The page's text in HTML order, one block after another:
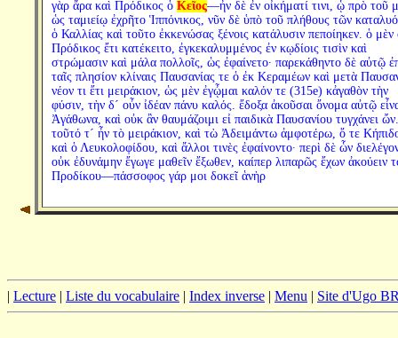
γὰρ ἄρα καὶ Πρόδικος ὁ Κεῖος—ἦν δὲ ἐν οἰκήματί τινι, ᾧ πρὸ τοῦ
ὡς ταμιείῳ ἐχρῆτο Ἱππόνικος, νῦν δὲ ὑπὸ τοῦ πλήθους τῶν
ὁ Καλλίας καὶ τοῦτο ἐκκενώσας ξένοις κατάλυσιν πεποίηκεν. ὁ μὲν
Πρόδικος ἔτι κατέκειτο, ἐγκεκαλυμμένος ἐν κῳδίοις τισὶν καὶ
στρώμασιν καὶ μάλα πολλοῖς, ὡς ἐφαίνετο· παρεκάθηντο δὲ αὐτῷ
ταῖς πλησίον κλίναις Παυσανίας τε ὁ ἐκ Κεραμέων καὶ μετὰ
νέον τι ἔτι μειράκιον, ὡς μὲν ἐγᾦμαι καλόν τε (315e) κἀγαθὸν τὴν
φύσιν, τὴν δ´ οὖν ἰδέαν πάνυ καλός. ἔδοξα ἀκοῦσαι ὄνομα αὐτῷ
Ἀγάθωνα, καὶ οὐκ ἂν θαυμάζοιμι εἰ παιδικὰ Παυσανίου τυγχάνει ὤν.
τοῦτό τ´ ἦν τὸ μειράκιον, καὶ τὼ Ἀδειμάντω ἀμφοτέρω, ὅ τε
καὶ ὁ Λευκολοφίδου, καὶ ἄλλοι τινὲς ἐφαίνοντο· περὶ δὲ ὧν
οὐκ ἐδυνάμην ἔγωγε μαθεῖν ἔξωθεν, καίπερ λιπαρῶς ἔχων ἀκούειν
Προδίκου—πάσσοφος γάρ μοι δοκεῖ ἁνὴρ
| Lecture | Liste du vocabulaire | Index inverse | Menu | Site d'Ugo